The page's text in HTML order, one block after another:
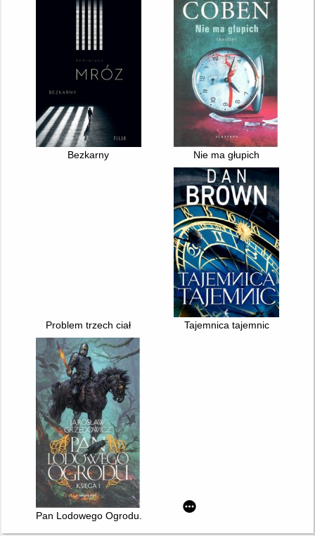
Bezkarny Nie ma głupich
Problem trzech ciał Tajemnica tajemnic
Pan Lodowego Ogrodu. Ks. 1